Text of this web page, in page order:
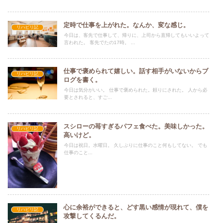
リハビリ記 定時で仕事を上がれた。なんか、変な感じ。
今日は、客先で仕事して、帰りに、上司から直帰してもいいよって
言われた。 客先でたの17時。 ...
リハビリ記
仕事で褒められて嬉しい。話す相手がいないからブ
ログを書く。
今日は気分がいい。 仕事で褒められた。頼りにされた。 人から必
要とされると、すご...
リハビリ記
スシローの苺すぎるパフェ食べた。美味しかった。
高いけど。
今日は祝日。水曜日。 久しぶりに仕事のこと何もしてない。 でも
仕事のこと...
リハビリ記
心に余裕ができると、どす黒い感情が現れて、僕を
攻撃してくるんだ。